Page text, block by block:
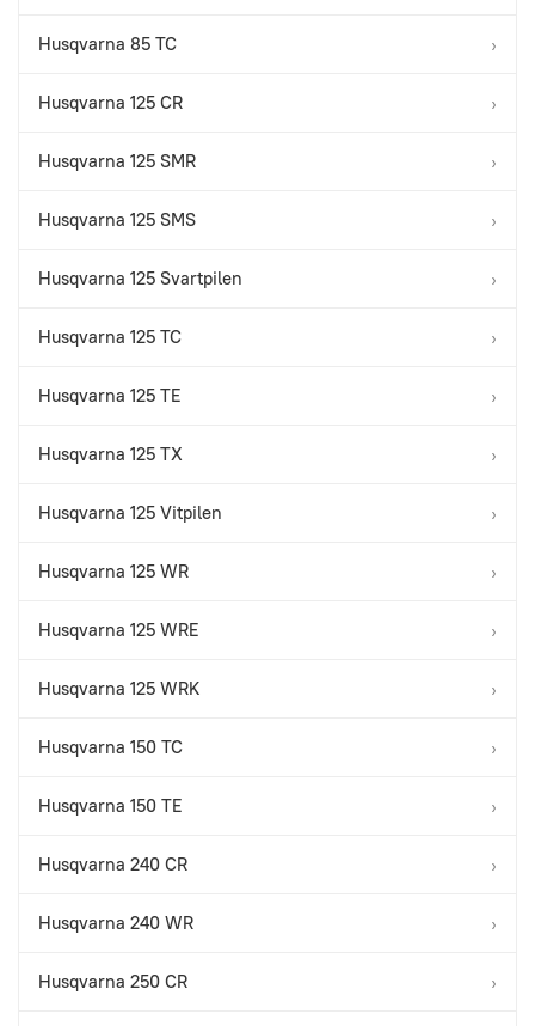
Husqvarna 85 TC ›
Husqvarna 125 CR ›
Husqvarna 125 SMR ›
Husqvarna 125 SMS ›
Husqvarna 125 Svartpilen ›
Husqvarna 125 TC ›
Husqvarna 125 TE ›
Husqvarna 125 TX ›
Husqvarna 125 Vitpilen ›
Husqvarna 125 WR ›
Husqvarna 125 WRE ›
Husqvarna 125 WRK ›
Husqvarna 150 TC ›
Husqvarna 150 TE ›
Husqvarna 240 CR ›
Husqvarna 240 WR ›
Husqvarna 250 CR ›